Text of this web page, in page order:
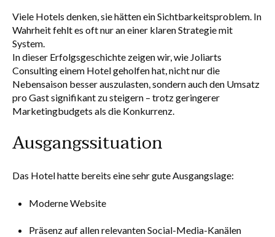
Viele Hotels denken, sie hätten ein Sichtbarkeitsproblem. In
Wahrheit fehlt es oft nur an einer klaren Strategie mit
System.
In dieser Erfolgsgeschichte zeigen wir, wie Joliarts
Consulting einem Hotel geholfen hat, nicht nur die
Nebensaison besser auszulasten, sondern auch den Umsatz
pro Gast signifikant zu steigern – trotz geringerer
Marketingbudgets als die Konkurrenz.
Ausgangssituation
Das Hotel hatte bereits eine sehr gute Ausgangslage:
Moderne Website
Präsenz auf allen relevanten Social-Media-Kanälen